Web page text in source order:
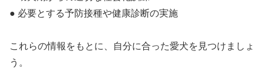
● 必要とする予防接種や健康診断の実施
これらの情報をもとに、自分に合った愛犬を見つけましょ
う。